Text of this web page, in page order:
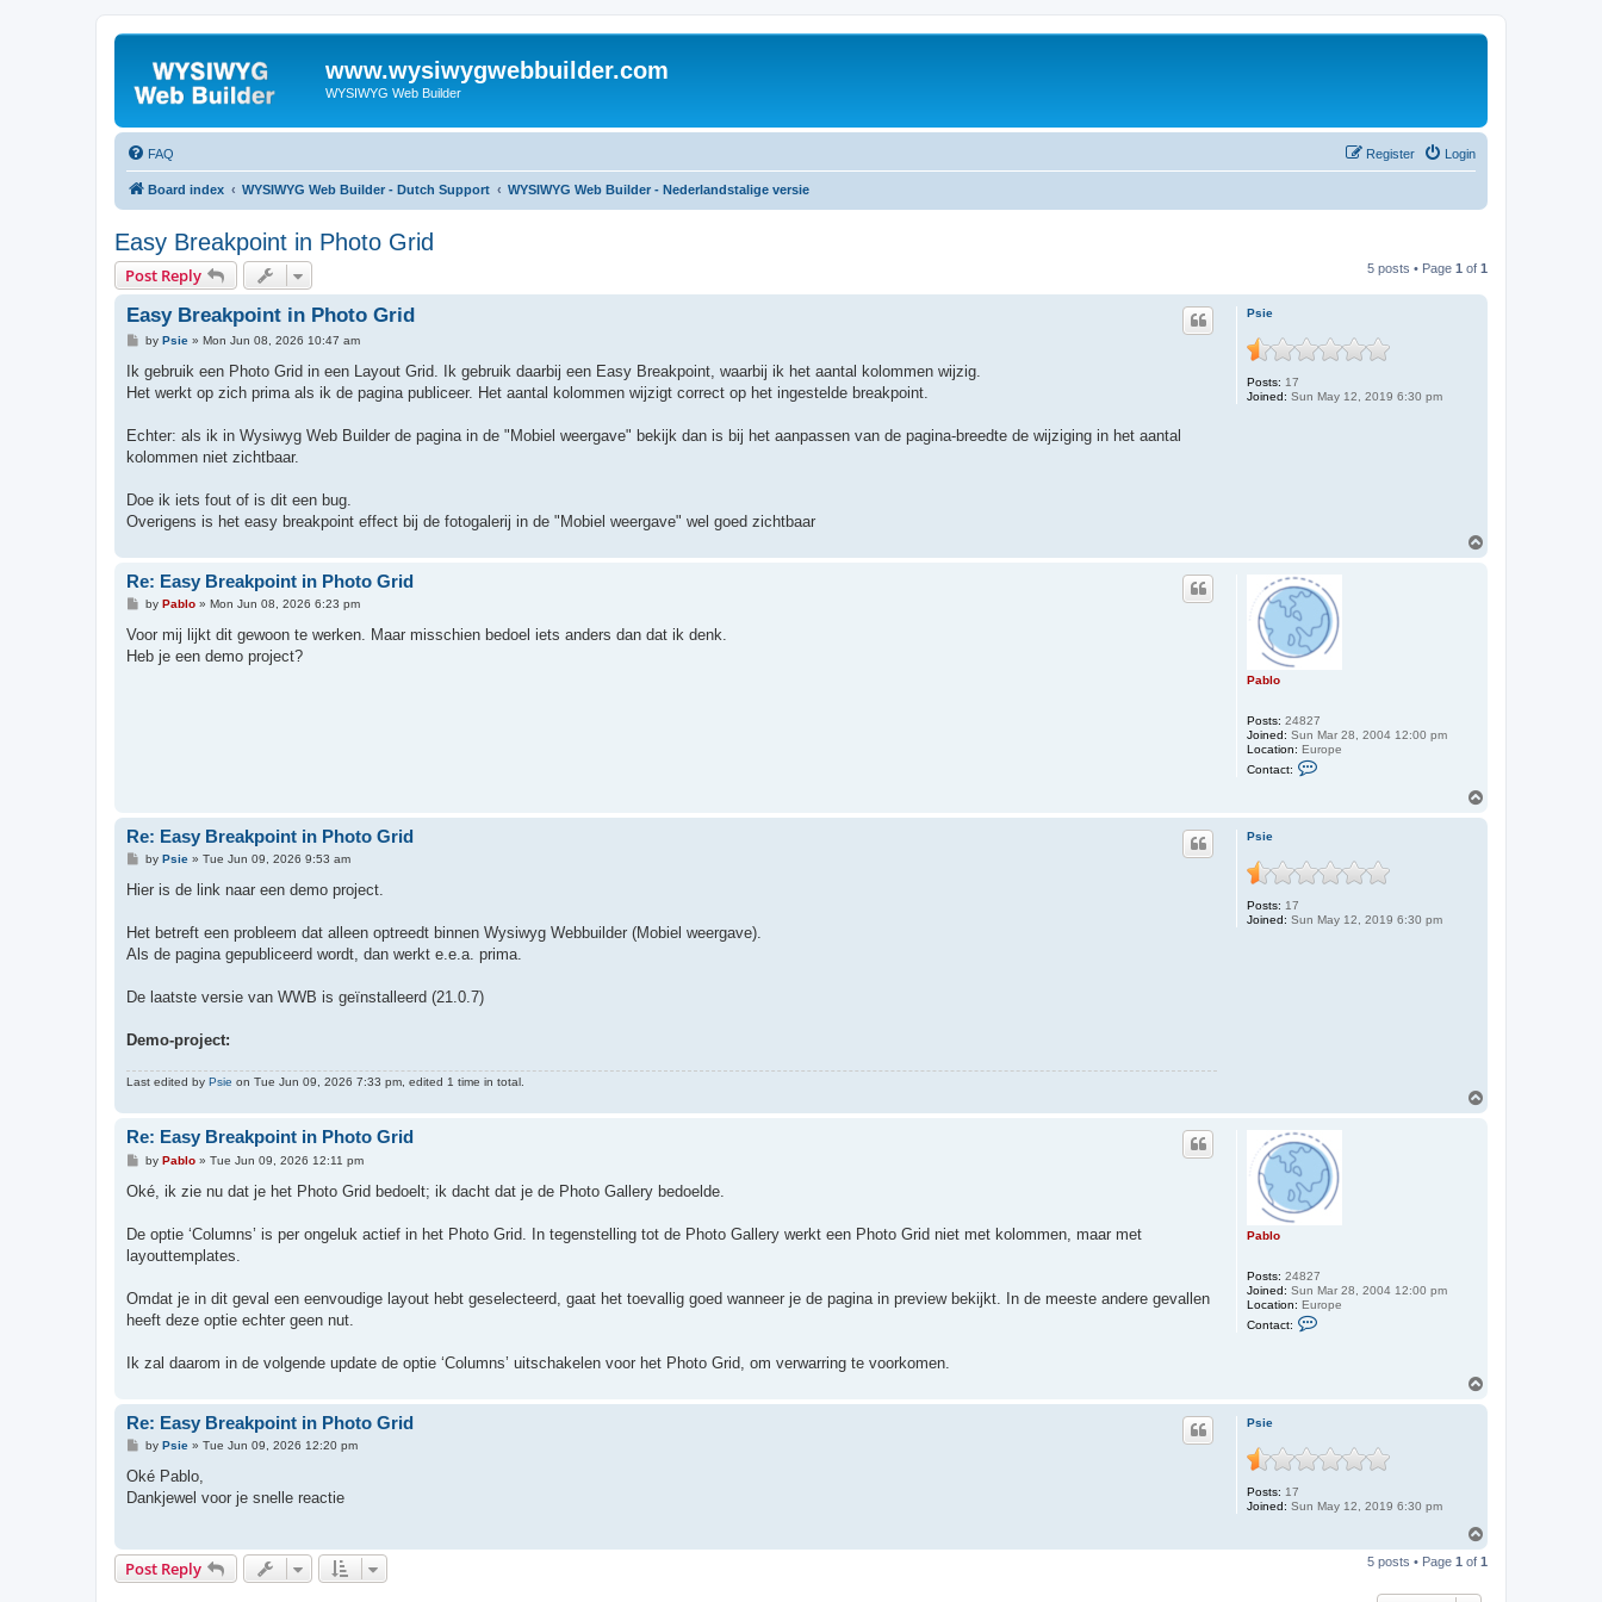
www.wysiwygwebbuilder.com
WYSIWYG Web Builder
FAQ Login
Register
Board index WYSIWYG Web Builder - Dutch Support WYSIWYG Web Builder - Nederlandstalige versie
Easy Breakpoint in Photo Grid
Post Reply 5 posts • Page 1 of 1
Psie
Posts: 17
Joined: Sun May 12, 2019 6:30 pm
Easy Breakpoint in Photo Grid
P
s
by Psie» Mon Jun 08, 2026 10:47 am
Ik gebruik een Photo Grid in een Layout Grid. Ik gebruik daarbij een Easy Breakpoint, waarbij ik het aantal kolommen wijzig.
Het werkt op zich prima als ik de pagina publiceer. Het aantal kolommen wijzigt correct op het ingestelde breakpoint.
Echter: als ik in Wysiwyg Web Builder de pagina in de "Mobiel weergave" bekijk dan is bij het aanpassen van de pagina-breedte de wijziging in het aantal
kolommen niet zichtbaar.
Doe ik iets fout of is dit een bug.
Overigens is het easy breakpoint effect bij de fotogalerij in de "Mobiel weergave" wel goed zichtbaar
Pablo
Posts: 24827
Joined: Sun Mar 28, 2004 12:00 pm
Location: Europe
Contact:
a
P
a
o
Re: Easy Breakpoint in Photo Grid
P
s
by Pablo» Mon Jun 08, 2026 6:23 pm
Voor mij lijkt dit gewoon te werken. Maar misschien bedoel iets anders dan dat ik denk.
Heb je een demo project?
Psie
Posts: 17
Joined: Sun May 12, 2019 6:30 pm
Re: Easy Breakpoint in Photo Grid
P
s
by Psie» Tue Jun 09, 2026 9:53 am
Hier is de link naar een demo project.
Het betreft een probleem dat alleen optreedt binnen Wysiwyg Webbuilder (Mobiel weergave).
Als de pagina gepubliceerd wordt, dan werkt e.e.a. prima.
De laatste versie van WWB is geïnstalleerd (21.0.7)
Demo-project:
Last edited by Psie on Tue Jun 09, 2026 7:33 pm, edited 1 time in total.
Pablo
Posts: 24827
Joined: Sun Mar 28, 2004 12:00 pm
Location: Europe
Contact:
t
l
o
Re: Easy Breakpoint in Photo Grid
P
s
by Pablo» Tue Jun 09, 2026 12:11 pm
Oké, ik zie nu dat je het Photo Grid bedoelt; ik dacht dat je de Photo Gallery bedoelde.
De optie ‘Columns’ is per ongeluk actief in het Photo Grid. In tegenstelling tot de Photo Gallery werkt een Photo Grid niet met kolommen, maar met
layouttemplates.
Omdat je in dit geval een eenvoudige layout hebt geselecteerd, gaat het toevallig goed wanneer je de pagina in preview bekijkt. In de meeste andere gevallen
heeft deze optie echter geen nut.
Ik zal daarom in de volgende update de optie ‘Columns’ uitschakelen voor het Photo Grid, om verwarring te voorkomen.
Psie
Posts: 17
Joined: Sun May 12, 2019 6:30 pm
Re: Easy Breakpoint in Photo Grid
P
s
by Psie» Tue Jun 09, 2026 12:20 pm
Oké Pablo,
Dankjewel voor je snelle reactie
p
Post Reply 5 posts • Page 1 of 1